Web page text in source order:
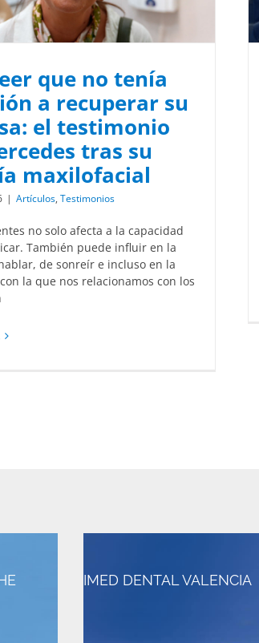
que no tenía
a recuperar su
el testimonio
tras su
maxilofacial
| Artículos, Testimonios
no solo afecta a la capacidad
También puede influir en la
de sonreír e incluso en la
la que nos relacionamos con los
IMED DENTAL VALENCIA